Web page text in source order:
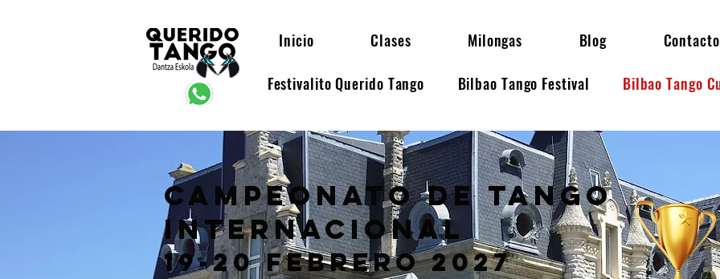
Inicio Clases Milongas Blog Contacto
Festivalito Querido Tango Bilbao Tango Festival Bilbao Tango
cAMPEONATO DE Tango
INTERNACIONAL
19-20 febRERO 2027